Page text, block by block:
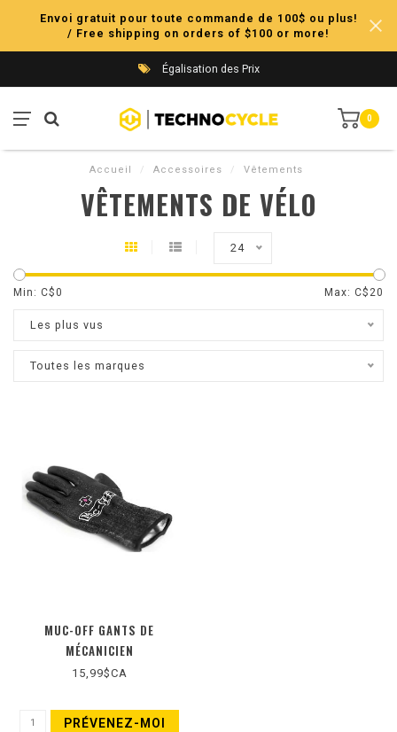
Envoi gratuit pour toute commande de 100$ ou plus!
/ Free shipping on orders of $100 or more!
Égalisation des Prix
0
Accueil / Accessoires / Vêtements
VÊTEMENTS DE VÉLO
24
Min: C$0 Max: C$ 20
Les plus vus
Toutes les marques
MUC-OFF GANTS DE
MÉCANICIEN
15,99$CA
PRÉVENEZ-MOI